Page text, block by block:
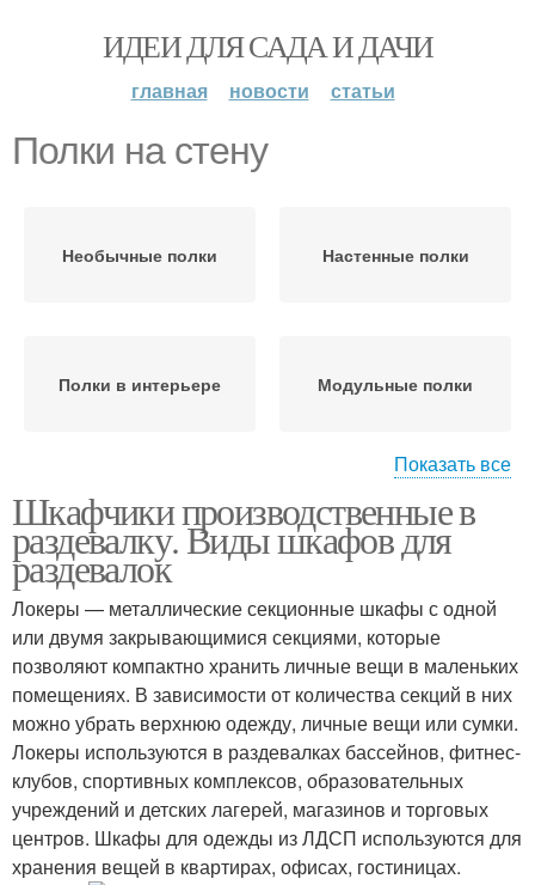
ИДЕИ ДЛЯ САДА И ДАЧИ
главная новости статьи
Полки на стену
Необычные полки Настенные полки
Полки в интерьере Модульные полки
Полки для книг
Показать все
Шкафчики производственные в
раздевалку. Виды шкафов для
раздевалок
Локеры — металлические секционные шкафы с одной
или двумя закрывающимися секциями, которые
позволяют компактно хранить личные вещи в маленьких
помещениях. В зависимости от количества секций в них
можно убрать верхнюю одежду, личные вещи или сумки.
Локеры используются в раздевалках бассейнов, фитнес-
клубов, спортивных комплексов, образовательных
учреждений и детских лагерей, магазинов и торговых
центров. Шкафы для одежды из ЛДСП используются для
хранения вещей в квартирах, офисах, гостиницах.